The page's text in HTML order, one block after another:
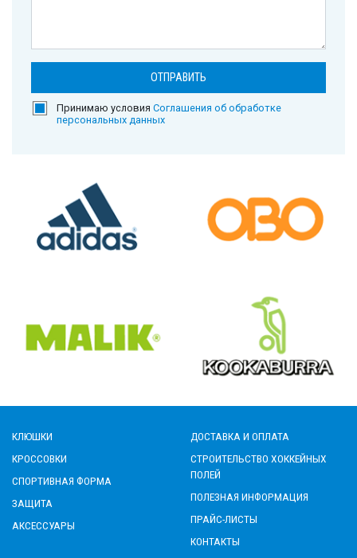
Принимаю условия Соглашения об обработке
персональных данных
КЛЮШКИ
КРОССОВКИ
СПОРТИВНАЯ ФОРМА
ЗАЩИТА
АКСЕССУАРЫ
ДОСТАВКА И ОПЛАТА
СТРОИТЕЛЬСТВО ХОККЕЙНЫХ
ПОЛЕЙ
ПОЛЕЗНАЯ ИНФОРМАЦИЯ
ПРАЙС-ЛИСТЫ
КОНТАКТЫ